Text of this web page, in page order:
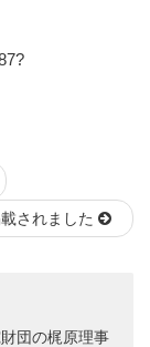
されました
団の梶原理事